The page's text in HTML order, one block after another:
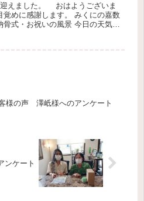
えました。 おはようございま
めに感謝します。 みくにの嘉数
式・お祝いの風景 今日の天気は
様の声 澤岻様へのアンケート
ンケート